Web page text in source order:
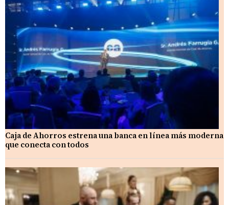
Caja de Ahorros estrena una banca en línea más moderna
que conecta con todos